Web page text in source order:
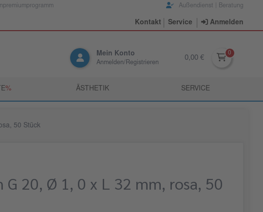
Außendienst | Beratung
Kontakt Service Anmelden
Mein Konto
Anmelden/Registrieren
0,00 €
­% ÄSTHETIK SERVICE
50 Stück
G 20, Ø 1, 0 x L 32 mm, rosa, 50